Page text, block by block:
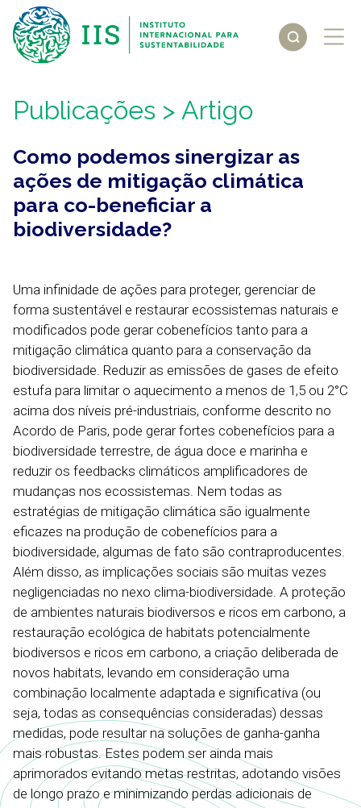
Publicações > Artigo
Como podemos sinergizar as
ações de mitigação climática
para co-beneficiar a
biodiversidade?
Uma infinidade de ações para proteger, gerenciar de
forma sustentável e restaurar ecossistemas naturais e
modificados pode gerar cobenefícios tanto para a
mitigação climática quanto para a conservação da
biodiversidade. Reduzir as emissões de gases de efeito
estufa para limitar o aquecimento a menos de 1,5 ou 2°C
acima dos níveis pré-industriais, conforme descrito no
Acordo de Paris, pode gerar fortes cobenefícios para a
biodiversidade terrestre, de água doce e marinha e
reduzir os feedbacks climáticos amplificadores de
mudanças nos ecossistemas. Nem todas as
estratégias de mitigação climática são igualmente
eficazes na produção de cobenefícios para a
biodiversidade, algumas de fato são contraproducentes.
Além disso, as implicações sociais são muitas vezes
negligenciadas no nexo clima-biodiversidade. A proteção
de ambientes naturais biodiversos e ricos em carbono, a
restauração ecológica de habitats potencialmente
biodiversos e ricos em carbono, a criação deliberada de
novos habitats, levando em consideração uma
combinação localmente adaptada e significativa (ou
seja, todas as consequências consideradas) dessas
medidas, pode resultar na soluções de ganha-ganha
mais robustas. Estes podem ser ainda mais
aprimorados evitando metas restritas, adotando visões
de longo prazo e minimizando perdas adicionais de